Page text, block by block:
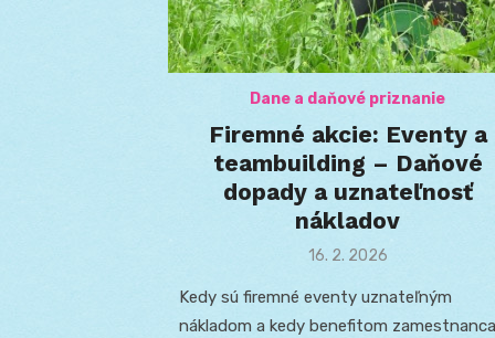
Dane a daňové priznanie
Firemné akcie: Eventy a
teambuilding – Daňové
dopady a uznateľnosť
nákladov
Posted
16. 2. 2026
Kedy sú firemné eventy uznateľným
nákladom a kedy benefitom